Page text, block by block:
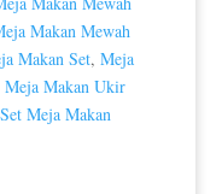
Makan Mewah
Makan Set, Meja
Meja Makan Ukir
Set Meja Makan